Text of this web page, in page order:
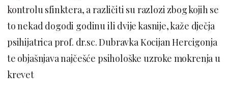
kontrolu sfinktera, a različiti su razlozi zbog kojih se
to nekad dogodi godinu ili dvije kasnije, kaže dječja
psihijatrica prof. dr.sc. Dubravka Kocijan Hercigonja
te objašnjava najčešće psihološke uzroke mokrenja u
krevet